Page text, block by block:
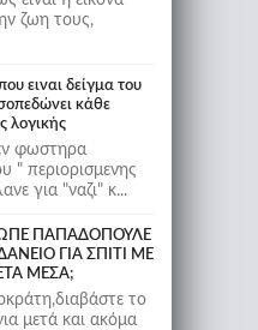
ζωη τους,
ειναι δείγμα του
κάθε
λογικής
φωστηρα
" περιορισμενης
για "ναζι" κ...
ΠΑΠΑΔΟΠΟΥΛΕ
ΓΙΑ ΣΠΙΤΙ ΜΕ
ΜΕΣΑ;
το
μετά και ακόμα